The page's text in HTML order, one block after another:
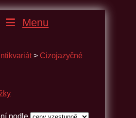
Menu
> Cizojazyčné
podle